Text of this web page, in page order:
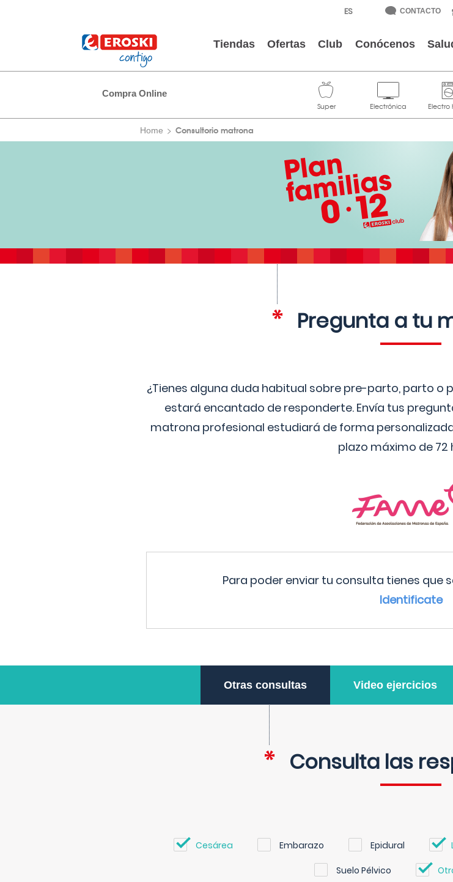
CONTACTO
Tiendas Ofertas Club Conócenos
Compra Online
Home Consultorio matrona
Pregunta a tu
¿Tienes alguna duda habitual sobre pre-parto, parto
estará encantado de responderte. Envía tus
matrona profesional estudiará de forma
plazo máximo de 72
Para poder enviar tu consulta tienes que
Identificate
Otras consultas Video ejercicios
Consulta las
Cesárea Embarazo Epidural
Suelo Pélvico